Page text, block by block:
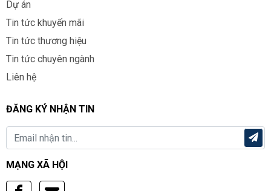
Dự án
Tin tức khuyến mãi
Tin tức thương hiệu
Tin tức chuyên ngành
Liên hệ
ĐĂNG KÝ NHẬN TIN
Email
MẠNG XÃ HỘI